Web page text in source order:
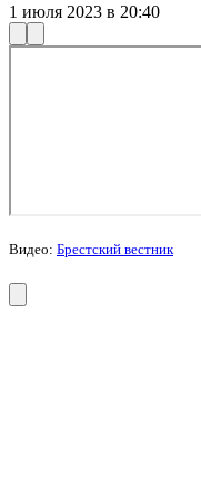
1 июля 2023 в 20:40
Видео: Брестский вестник